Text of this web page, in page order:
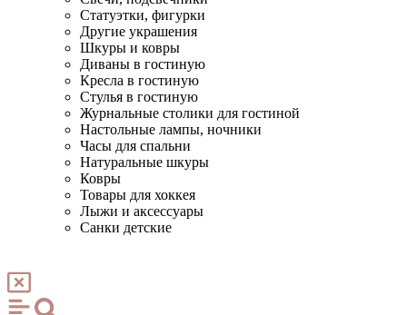
Статуэтки, фигурки
Другие украшения
Шкуры и ковры
Диваны в гостиную
Кресла в гостиную
Стулья в гостиную
Журнальные столики для гостиной
Настольные лампы, ночники
Часы для спальни
Натуральные шкуры
Ковры
Товары для хоккея
Лыжи и аксессуары
Санки детские